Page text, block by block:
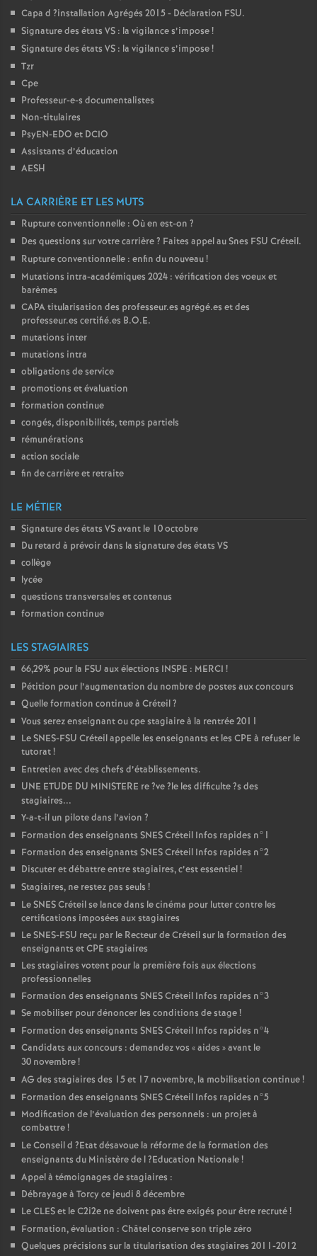
Capa d ?installation Agrégés 2015 - Déclaration FSU.
Signature des états VS : la vigilance s’impose!
Signature des états VS : la vigilance s’impose!
Tzr
Cpe
Professeur-e-s documentalistes
Non-titulaires
PsyEN-EDO et DCIO
Assistants d’éducation
AESH
LA CARRIÈRE ET LES MUTS
Rupture conventionnelle : Où en est-on ?
Des questions sur votre carrière? Faites appel au Snes FSU Créteil.
Rupture conventionnelle : enfin du nouveau!
Mutations intra-académiques 2024 : vérification des voeux et
barèmes
CAPAtitularisation des professeur.es agrégé.es et des
professeur.es certifié.es B.O.E.
mutations inter
mutations intra
obligations de service
promotions et évaluation
formation continue
congés, disponibilités, temps partiels
rémunérations
action sociale
fin de carrière et retraite
LE MÉTIER
Signature des états VSavant le 10 octobre
Du retard à prévoir dans la signature des états VS
collège
lycée
questions transversales et contenus
formation continue
LES STAGIAIRES
66,29% pour la FSU aux élections INSPE : MERCI !
Pétition pour l’augmentation du nombre de postes aux concours
Quelle formation continue à Créteil?
Vous serez enseignant ou cpe stagiaire à la rentrée 2011
LeSNES-FSU Créteil appelle les enseignants et les CPE à refuser le
tutorat!
Entretien avec des chefs d’établissements.
UNE ETUDE DU MINISTERE re?ve?le les difficulte?s des
stagiaires...
Y-a-t-il un pilote dans l’avion ?
Formation des enseignants SNESCréteil Infos rapides n°1
Formation des enseignants SNESCréteil Infos rapides n°2
Discuter et débattre entre stagiaires, c’est essentiel!
Stagiaires, ne restez pas seuls !
LeSNESCréteil se lance dans le cinéma pour lutter contre les
certifications imposées aux stagiaires
LeSNES-FSU reçu par le Recteur de Créteil sur la formation des
enseignants etCPE stagiaires
Les stagiaires votent pour la première fois aux élections
professionnelles
Formation des enseignants SNESCréteil Infos rapides n°3
Se mobiliser pour dénoncer les conditions de stage!
Formation des enseignants SNESCréteil Infos rapides n°4
Candidats aux concours : demandez vos «aides » avant le
30 novembre!
AG des stagiaires des 15 et 17 novembre, la mobilisation continue!
Formation des enseignants SNESCréteil Infos rapides n°5
Modification de l’évaluation des personnels : un projet à
combattre!
Le Conseil d ?Etat désavoue la réforme de la formation des
enseignants du Ministère de l?Education Nationale!
Appel à témoignages de stagiaires :
Débrayage à Torcy ce jeudi 8 décembre
LeCLESet le C2i2e ne doivent pas être exigés pour être recruté!
Formation, évaluation : Châtel conserve son triple zéro
Quelques précisions sur la titularisation des stagiaires 2011-2012